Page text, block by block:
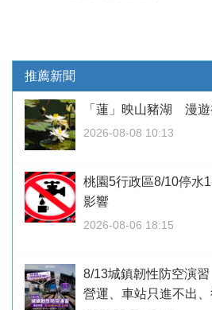
推薦新聞
「蓮」映山豬湖 漫
2026-08-08 10:13
桃園5行政區8/10停
影響
2026-08-06 18:15
8/13城鎮韌性防空演
營運、車站只進不出